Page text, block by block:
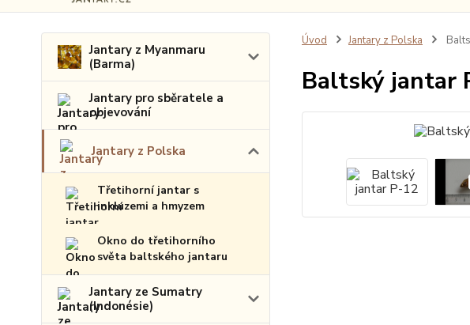
Jantary z Myanmaru
(Barma)
Jantary pro sběratele a
objevování
Jantary z Polska
Třetihorní jantar s
inkluzemi a hmyzem
Okno do třetihorního
světa baltského jantaru
Jantary ze Sumatry
(Indonésie)
Úvod Jantary z Polska
Baltský jantar